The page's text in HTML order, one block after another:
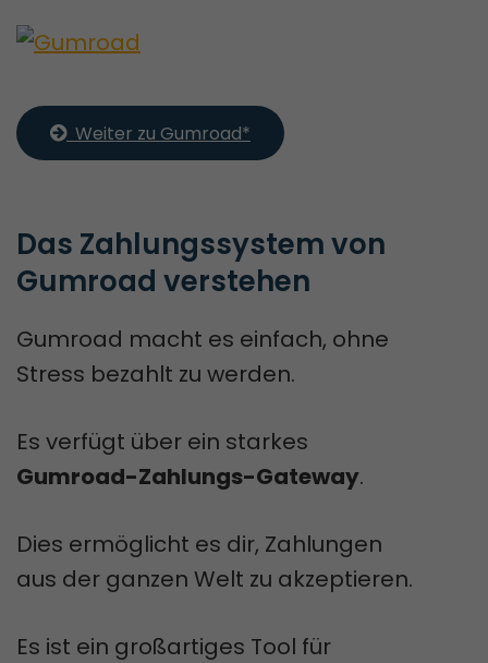
  Weiter zu Gumroad*
Das Zahlungssystem von
Gumroad verstehen
Gumroad macht es einfach, ohne
Stress bezahlt zu werden.
Es verfügt über ein starkes
Gumroad-Zahlungs-Gateway.
Dies ermöglicht es dir, Zahlungen
aus der ganzen Welt zu akzeptieren.
Es ist ein großartiges Tool für